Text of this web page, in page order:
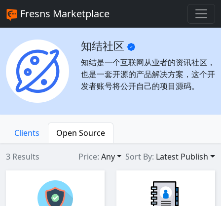
Fresns Marketplace
知结社区
知结是一个互联网从业者的资讯社区，
也是一套开源的产品解决方案，这个开
发者账号将公开自己的项目源码。
Clients Open Source
3 Results Price: Any Sort By: Latest Publish